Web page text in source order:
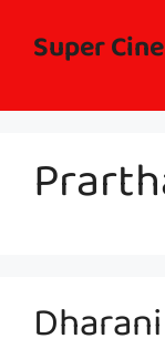
contentSuper